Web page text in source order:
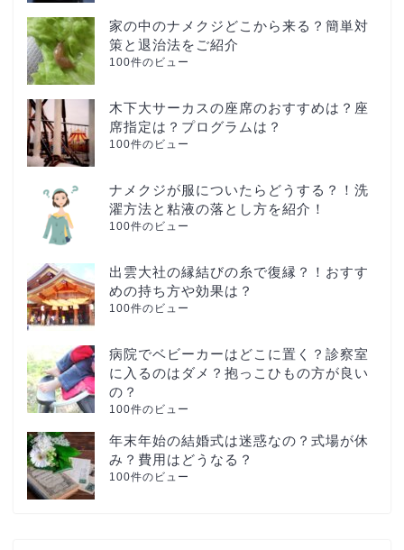
家の中のナメクジどこから来る？簡単対
策と退治法をご紹介
100件のビュー
木下大サーカスの座席のおすすめは？座
席指定は？プログラムは？
100件のビュー
ナメクジが服についたらどうする？！洗
濯方法と粘液の落とし方を紹介！
100件のビュー
出雲大社の縁結びの糸で復縁？！おすす
めの持ち方や効果は？
100件のビュー
病院でベビーカーはどこに置く？診察室
に入るのはダメ？抱っこひもの方が良い
の？
100件のビュー
年末年始の結婚式は迷惑なの？式場が休
み？費用はどうなる？
100件のビュー